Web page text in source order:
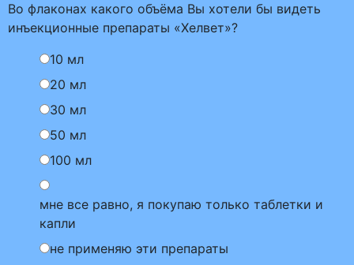
Во флаконах какого объёма Вы хотели бы видеть
инъекционные препараты «Хелвет»?
10 мл
20 мл
30 мл
50 мл
100 мл
мне все равно, я покупаю только таблетки и
капли
не применяю эти препараты